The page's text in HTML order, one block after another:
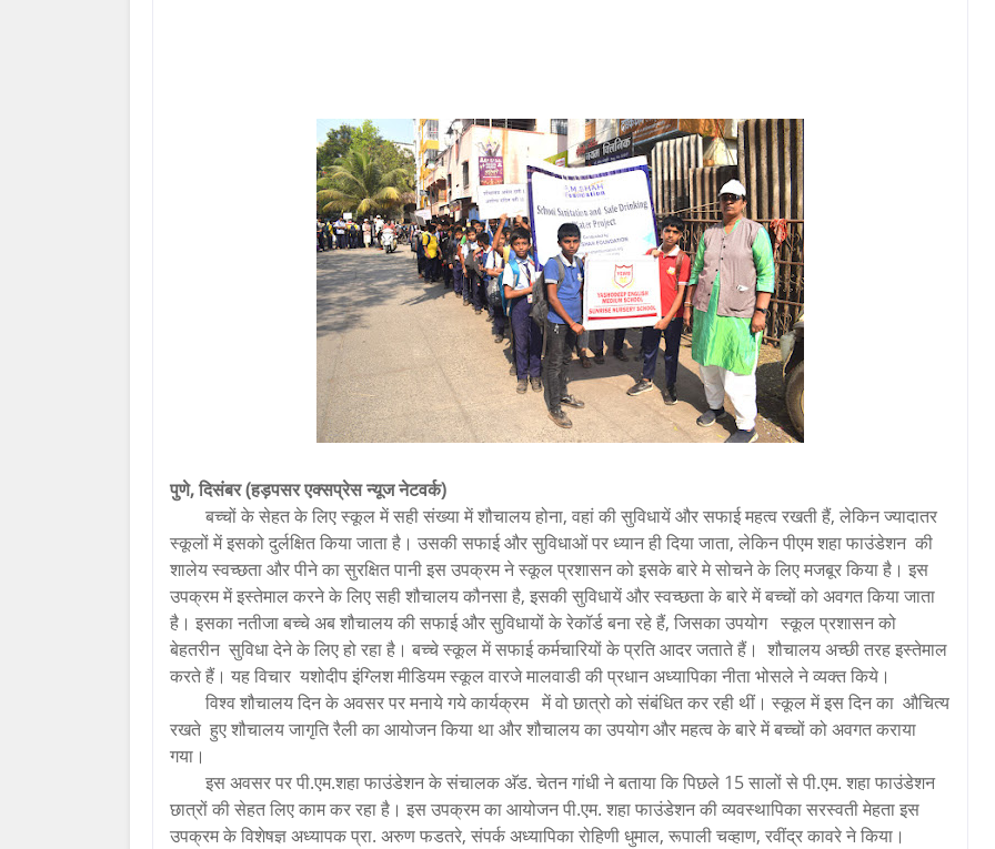
पुणे, दिसंबर (हड़पसर एक्सप्रेस न्यूज नेटवर्क)
बच्चों के सेहत के लिए स्कूल में सही संख्या में शौचालय होना, वहां की सुविधायें और सफाई महत्व रखती हैं, लेकिन ज्यादातर
स्कूलों में इसको दुर्लक्षित किया जाता है। उसकी सफाई और सुविधाओं पर ध्यान ही दिया जाता, लेकिन पीएम शहा फाउंडेशन की
शालेय स्वच्छता और पीने का सुरक्षित पानी इस उपक्रम ने स्कूल प्रशासन को इसके बारे मे सोचने के लिए मजबूर किया है। इस
उपक्रम में इस्तेमाल करने के लिए सही शौचालय कौनसा है, इसकी सुविधायें और स्वच्छता के बारे में बच्चों को अवगत किया जाता
है। इसका नतीजा बच्चे अब शौचालय की सफाई और सुविधायों के रेकॉर्ड बना रहे हैं, जिसका उपयोग स्कूल प्रशासन को
बेहतरीन सुविधा देने के लिए हो रहा है। बच्चे स्कूल में सफाई कर्मचारियों के प्रति आदर जताते हैं। शौचालय अच्छी तरह इस्तेमाल
करते हैं। यह विचार यशोदीप इंग्लिश मीडियम स्कूल वारजे मालवाडी की प्रधान अध्यापिका नीता भोसले ने व्यक्त किये।
विश्व शौचालय दिन के अवसर पर मनाये गये कार्यक्रम में वो छात्रो को संबंधित कर रही थीं। स्कूल में इस दिन का औचित्य
रखते हुए शौचालय जागृति रैली का आयोजन किया था और शौचालय का उपयोग और महत्व के बारे में बच्चों को अवगत कराया
गया।
इस अवसर पर पी.एम.शहा फाउंडेशन के संचालक अ‍ॅड. चेतन गांधी ने बताया कि पिछले 15 सालों से पी.एम. शहा फाउंडेशन
छात्रों की सेहत लिए काम कर रहा है। इस उपक्रम का आयोजन पी.एम. शहा फाउंडेशन की व्यवस्थापिका सरस्वती मेहता इस
उपक्रम के विशेषज्ञ अध्यापक प्रा. अरुण फडतरे, संपर्क अध्यापिका रोहिणी धुमाल, रूपाली चव्हाण, रवींद्र कावरे ने किया।